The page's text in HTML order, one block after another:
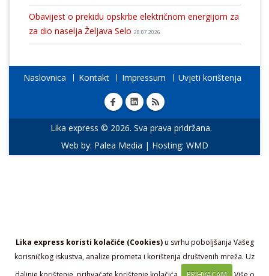
Lika express koristi kolačiće (Cookies)u svrhu poboljšanja Vašeg
korisničkog iskustva, analize prometa i korištenja društvenih mreža. Uz
Obavijest o prekidu opskrbe električnom energijom za
za dio naselja Željava Selo 28.07.2026
Naslovnica Kontakt Impressum Uvjeti korištenja
Lika express © 2026. Sva prava pridržana.
Web by: Palea Media | Hosting: WMD